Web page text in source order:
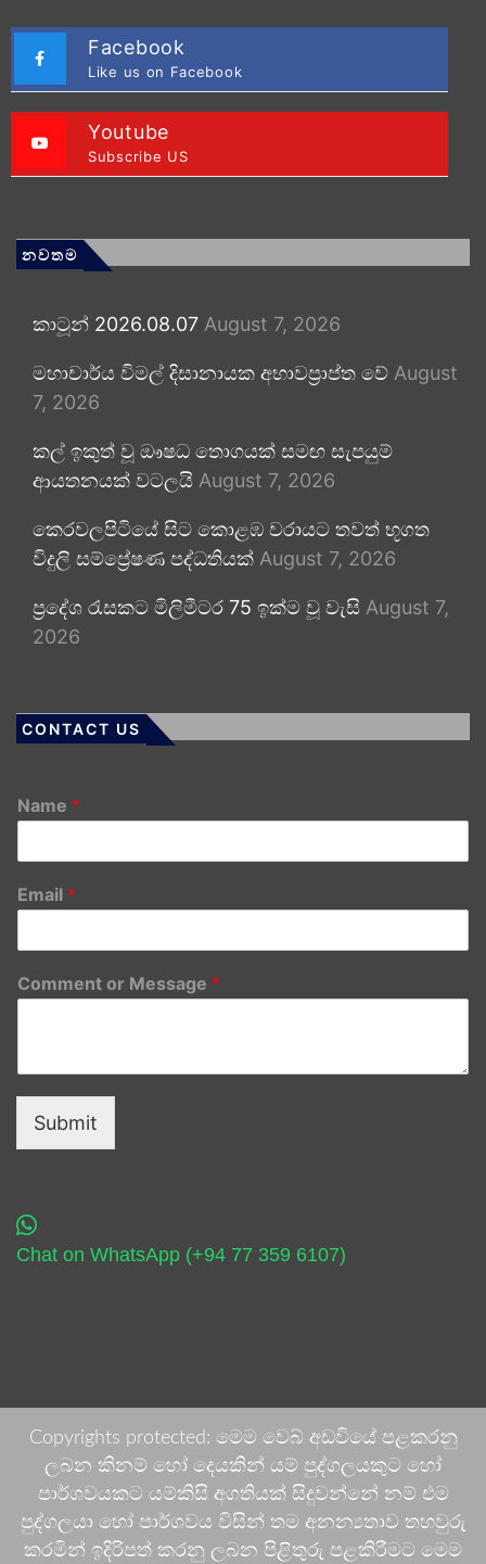
Facebook
Like us on Facebook
Youtube
Subscribe US
නවතම
කාටූන් 2026.08.07 August 7, 2026
මහාචාර්ය විමල් දිසානායක අභාවප්‍රාප්ත වේ August
7, 2026
කල් ඉකුත් වූ ඖෂධ තොගයක් සමඟ සැපයුම්
ආයතනයක් වටලයි August 7, 2026
කෙරවලපිටියේ සිට කොළඹ වරායට තවත් භූගත
විදුලි සම්ප්‍රේෂණ පද්ධතියක් August 7, 2026
ප්‍රදේශ රැසකට මිලිමීටර 75 ඉක්ම වූ වැසි August 7,
2026
CONTACT US
Name *
Email *
Comment or Message *
Submit
Chat on WhatsApp (+94 77 359 6107)
Copyrights protected: මෙම වෙබ් අඩවියේ පළකරනු
ලබන කිනම් හෝ දෙයකින් යම් පුද්ගලයකුට හෝ
පාර්ශවයකට යම්කිසි අගතියක් සිදුවන්නේ නම් එම
පුද්ගලයා හෝ පාර්ශවය විසින් තම අනන්‍යතාව තහවුරු
කරමින් ඉදිරිපත් කරනු ලබන පිළිතුරු පළකිරීමට මෙම